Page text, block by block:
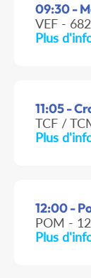
09:30 -
VEF -
Plus
11:05 -
TCF /
Plus
12:00 -
POM -
Plus